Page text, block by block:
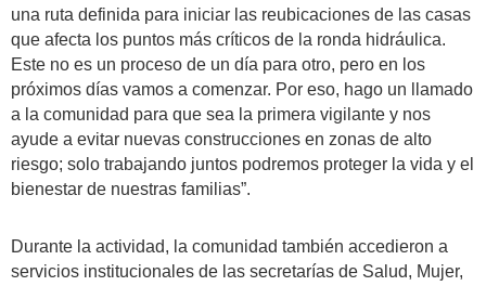
una ruta definida para iniciar las reubicaciones de las casas
que afecta los puntos más críticos de la ronda hidráulica.
Este no es un proceso de un día para otro, pero en los
próximos días vamos a comenzar. Por eso, hago un llamado
a la comunidad para que sea la primera vigilante y nos
ayude a evitar nuevas construcciones en zonas de alto
riesgo; solo trabajando juntos podremos proteger la vida y el
bienestar de nuestras familias”.
Durante la actividad, la comunidad también accedieron a
servicios institucionales de las secretarías de Salud, Mujer,